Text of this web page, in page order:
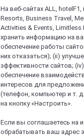
На веб-сайтах ALL,
Resorts, Business Travel,
Activities & Events, Limitless
хранить информацию на
обеспечение работы
них отказаться); (ii)
эффективности сайтов;
обеспечение
интересов для
(телефон, компьютер и т.
на кнопку «Настроить».
Если вы соглашаетесь на
обрабатывать ваш адрес